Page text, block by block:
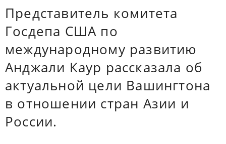
Представитель комитета
Госдепа США по
международному развитию
Анджали Каур рассказала об
актуальной цели Вашингтона
в отношении стран Азии и
России.